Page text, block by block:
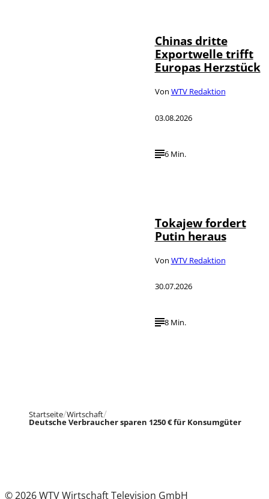
Chinas dritte
Exportwelle trifft
Europas Herzstück
Von WTV Redaktion
03.08.2026
6 Min.
Tokajew fordert
Putin heraus
Von WTV Redaktion
30.07.2026
8 Min.
Startseite Wirtschaft
Deutsche Verbraucher sparen 1250 € für Konsumgüter
© 2026 WTV Wirtschaft Television GmbH